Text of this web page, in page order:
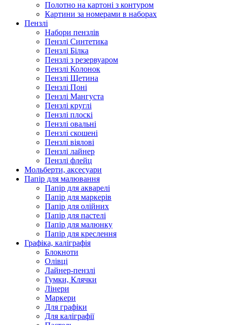
Полотно на картоні з контуром
Картини за номерами в наборах
Пензлі
Набори пензлів
Пензлі Синтетика
Пензлі Білка
Пензлі з резервуаром
Пензлі Колонок
Пензлі Щетина
Пензлі Поні
Пензлі Мангуста
Пензлі круглі
Пензлі плоскі
Пензлі овальні
Пензлі скошені
Пензлі віялові
Пензлі лайнер
Пензлі флейц
Мольберти, аксесуари
Папір для малювання
Папір для акварелі
Папір для маркерів
Папір для олійних
Папір для пастелі
Папір для малюнку
Папір для креслення
Графіка, каліграфія
Блокноти
Олівці
Лайнер-пензлі
Гумки, Клячки
Лінери
Маркери
Для графіки
Для каліграфії